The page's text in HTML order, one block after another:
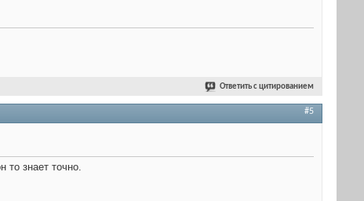
Ответить с цитированием
#5
знает точно.